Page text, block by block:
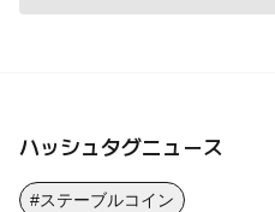
ハッシュタグニュース
#ステーブルコイン